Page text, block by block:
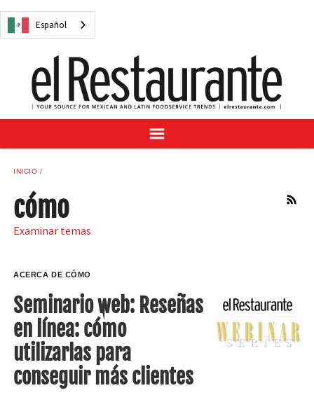
Español
NOTICIAS
RECETAS
GUÍA DEL COMPRADOR
SUSCRÍBASE A
CENTRO DE MUESTRAS
VINO/LICOR MEXICANO
INICIO
RSS
cómo
Examinar temas
ACERCA DE CÓMO
Seminario web: Reseñas
en línea: cómo
utilizarlas para
conseguir más clientes